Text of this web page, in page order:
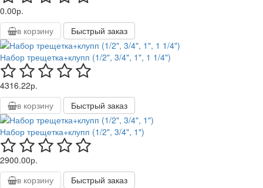
0.00р.
в корзину
Быстрый заказ
Набор трещетка+клупп (1/2", 3/4", 1", 1 1/4")
4316.22р.
в корзину
Быстрый заказ
Набор трещетка+клупп (1/2", 3/4", 1")
2900.00р.
в корзину
Быстрый заказ